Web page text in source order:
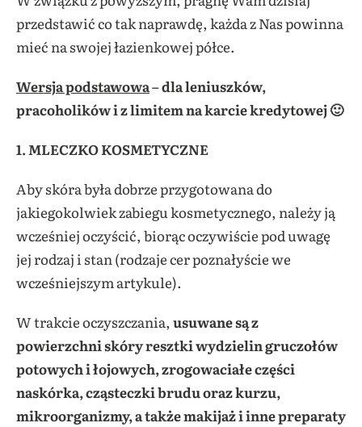
przedstawić co tak naprawdę, każda z Nas powinna
mieć na swojej łazienkowej półce.
Wersja podstawowa– dla leniuszków,
pracoholików i z limitem na karcie kredytowej 🙂
1. MLECZKO KOSMETYCZNE
Aby skóra była dobrze przygotowana do
jakiegokolwiek zabiegu kosmetycznego, należy ją
wcześniej oczyścić, biorąc oczywiście pod uwagę
jej rodzaj i stan (rodzaje cer poznałyście we
wcześniejszym artykule).
W trakcie oczyszczania,usuwane są z
powierzchni skóry resztki wydzielin gruczołów
potowych i łojowych, zrogowaciałe części
naskórka, cząsteczki brudu oraz kurzu,
mikroorganizmy, a także makijaż i inne preparaty